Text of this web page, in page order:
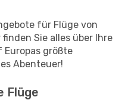
für Flüge von
finden Sie alles über Ihre
Europas größte
Abenteuer!
Flüge